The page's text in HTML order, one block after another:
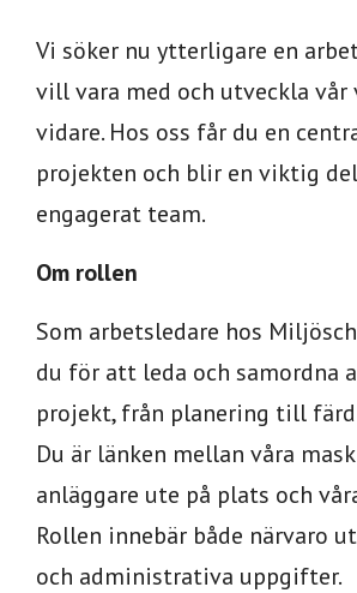
Vi söker nu ytterligare en
vill vara med och utveckla vår
vidare. Hos oss får du en
projekten och blir en viktig
engagerat team.
Om rollen
Som arbetsledare hos
du för att leda och samordna
projekt, från planering till
Du är länken mellan våra
anläggare ute på plats och
Rollen innebär både närvaro
och administrativa uppgifter.